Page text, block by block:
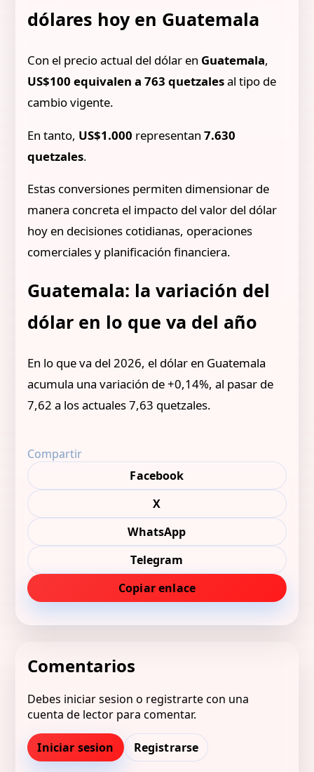
dólares hoy en Guatemala
Con el precio actual del dólar en Guatemala,
US$100 equivalen a 763 quetzalesal tipo de
cambio vigente.
En tanto, US$1.000 representan7.630
quetzales.
Estas conversiones permiten dimensionar de
manera concreta el impacto del valor del dólar
hoy en decisiones cotidianas, operaciones
comerciales y planificación financiera.
Guatemala: la variación del
dólar en lo que va del año
En lo que va del 2026, el dólar en Guatemala
acumula una variación de +0,14%, al pasar de
7,62 a los actuales 7,63 quetzales.
Compartir
Facebook
X
WhatsApp
Telegram
Copiar enlace
Comentarios
Debes iniciar sesion o registrarte con una
cuenta de lector para comentar.
Iniciar sesion Registrarse